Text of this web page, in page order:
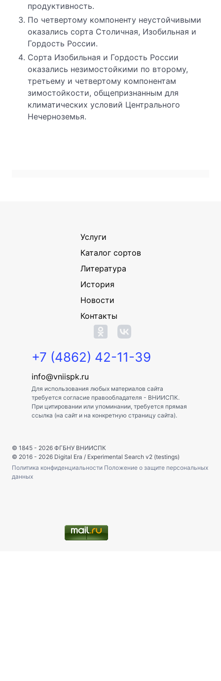
продуктивность.
По четвертому компоненту неустойчивыми
оказались сорта Столичная, Изобильная и
Гордость России.
Сорта Изобильная и Гордость России
оказались незимостойкими по второму,
третьему и четвертому компонентам
зимостойкости, общепризнанным для
климатических условий Центрального
Нечерноземья.
Услуги
Каталог сортов
Литература
История
Новости
Контакты
+7 (4862) 42-11-39
info@vniispk.ru
Для использования любых материалов сайта
требуется согласие правообладателя - ВНИИСПК.
При цитировании или упоминании, требуется прямая
ссылка (на сайт и на конкретную страницу сайта).
© 1845 - 2026 ФГБНУ ВНИИСПК
© 2016 - 2026 Digital Era / Experimental Search v2 (testings)
Политика конфиденциальности Положение о защите персональных
данных